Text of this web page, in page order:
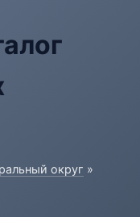
округ »